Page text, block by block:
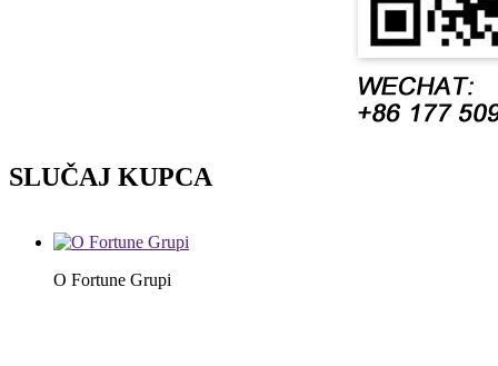
SLUČAJ KUPCA
O Fortune Grupi